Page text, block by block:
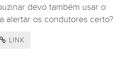
devo também usar o
alertar os condutores certo?
LINK